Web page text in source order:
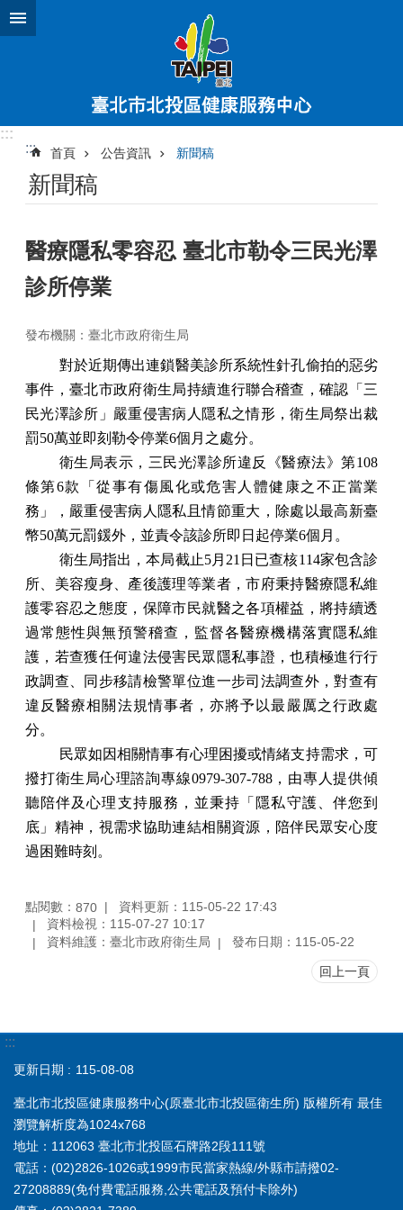
跳到主要內容區塊
:::
:::
首頁 公告資訊 新聞稿
新聞稿
醫療隱私零容忍 臺北市勒令三民光澤
診所停業
發布機關：臺北市政府衛生局
對於近期傳出連鎖醫美診所系統性針孔偷拍的惡劣
事件，臺北市政府衛生局持續進行聯合稽查，確認「三
民光澤診所」嚴重侵害病人隱私之情形，衛生局祭出裁
罰50萬並即刻勒令停業6個月之處分。
衛生局表示，三民光澤診所違反《醫療法》第108
條第6款「從事有傷風化或危害人體健康之不正當業
務」，嚴重侵害病人隱私且情節重大，除處以最高新臺
幣50萬元罰鍰外，並責令該診所即日起停業6個月。
衛生局指出，本局截止5月21日已查核114家包含診
所、美容瘦身、產後護理等業者，市府秉持醫療隱私維
護零容忍之態度，保障市民就醫之各項權益，將持續透
過常態性與無預警稽查，監督各醫療機構落實隱私維
護，若查獲任何違法侵害民眾隱私事證，也積極進行行
政調查、同步移請檢警單位進一步司法調查外，對查有
違反醫療相關法規情事者，亦將予以最嚴厲之行政處
分。
民眾如因相關情事有心理困擾或情緒支持需求，可
撥打衛生局心理諮詢專線0979-307-788，由專人提供傾
聽陪伴及心理支持服務，並秉持「隱私守護、伴您到
底」精神，視需求協助連結相關資源，陪伴民眾安心度
過困難時刻。
點閱數： 870
資料更新：115-05-22 17:43
資料檢視：115-07-27 10:17
資料維護：臺北市政府衛生局
發布日期：115-05-22
回上一頁
:::
更新日期 115-08-08
臺北市北投區健康服務中心(原臺北市北投區衛生所) 版權所有 最佳
瀏覽解析度為1024x768
地址：112063 臺北市北投區石牌路2段111號
電話：(02)2826-1026或1999市民當家熱線/外縣市請撥02-
27208889(免付費電話服務,公共電話及預付卡除外)